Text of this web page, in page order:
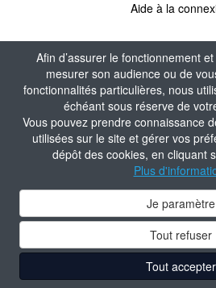
Afin d’assurer le fonctionnement
mesurer son audience ou de
fonctionnalités particulières, nous
échéant sous réserve de
Vous pouvez prendre connaissance
utilisées sur le site et gérer vos
dépôt des cookies, en cliquant
Plus
Je paramètre
Tout refuser
Tout accepter
Aide à la